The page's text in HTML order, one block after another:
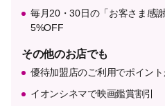
毎月20・30日の「お客さま感
5%OFF
その他のお店でも
優待加盟店のご利用でポイン
イオンシネマで映画鑑賞割引